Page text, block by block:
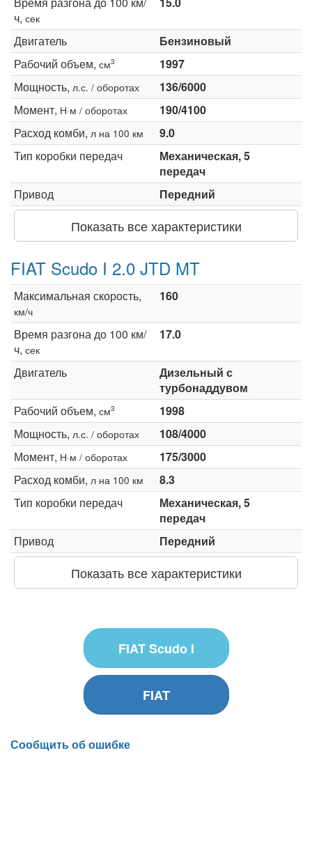
ч, сек
Двигатель
Бензиновый
Рабочий объем, см3
1997
Мощность, л.с. / оборотах
136/6000
Момент, Н·м / оборотах
190/4100
Расход комби, л на 100 км
9.0
Тип коробки передач
Механическая, 5
передач
Привод
Передний
Показать все характеристики
FIAT Scudo I 2.0 JTD MT
Максимальная скорость,
км/ч
160
Время разгона до 100 км/
ч, сек
17.0
Двигатель
Дизельный с
турбонаддувом
Рабочий объем, см3
1998
Мощность, л.с. / оборотах
108/4000
Момент, Н·м / оборотах
175/3000
Расход комби, л на 100 км
8.3
Тип коробки передач
Механическая, 5
передач
Привод
Передний
Показать все характеристики
FIAT Scudo I
FIAT
Сообщить об ошибке